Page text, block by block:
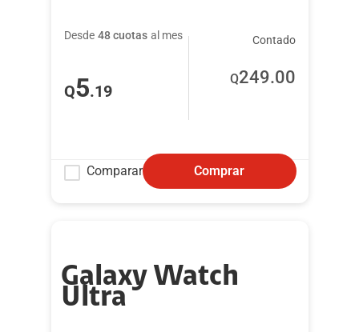
Desde 48 cuotas al mes
Q5.19
Contado
Q249.00
Comparar Comprar
Galaxy Watch
Ultra